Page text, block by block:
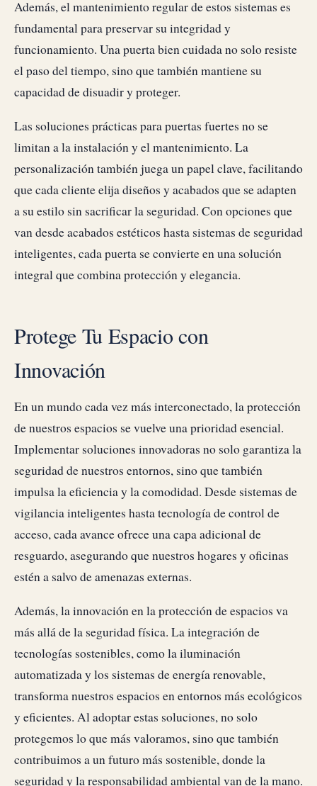
Además, el mantenimiento regular de estos sistemas es
fundamental para preservar su integridad y
funcionamiento. Una puerta bien cuidada no solo resiste
el paso del tiempo, sino que también mantiene su
capacidad de disuadir y proteger.
Las soluciones prácticas para puertas fuertes no se
limitan a la instalación y el mantenimiento. La
personalización también juega un papel clave, facilitando
que cada cliente elija diseños y acabados que se adapten
a su estilo sin sacrificar la seguridad. Con opciones que
van desde acabados estéticos hasta sistemas de seguridad
inteligentes, cada puerta se convierte en una solución
integral que combina protección y elegancia.
Protege Tu Espacio con
Innovación
En un mundo cada vez más interconectado, la protección
de nuestros espacios se vuelve una prioridad esencial.
Implementar soluciones innovadoras no solo garantiza la
seguridad de nuestros entornos, sino que también
impulsa la eficiencia y la comodidad. Desde sistemas de
vigilancia inteligentes hasta tecnología de control de
acceso, cada avance ofrece una capa adicional de
resguardo, asegurando que nuestros hogares y oficinas
estén a salvo de amenazas externas.
Además, la innovación en la protección de espacios va
más allá de la seguridad física. La integración de
tecnologías sostenibles, como la iluminación
automatizada y los sistemas de energía renovable,
transforma nuestros espacios en entornos más ecológicos
y eficientes. Al adoptar estas soluciones, no solo
protegemos lo que más valoramos, sino que también
contribuimos a un futuro más sostenible, donde la
seguridad y la responsabilidad ambiental van de la mano.